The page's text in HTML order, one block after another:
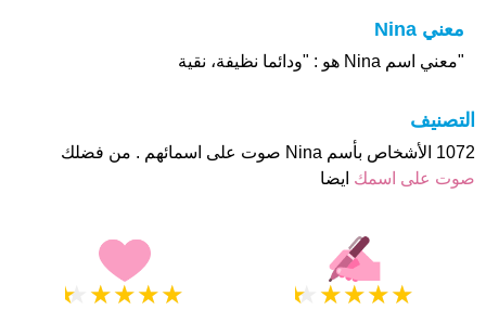
معني Nina
"معني اسم Nina هو : "ودائما نظيفة، نقية
التصنيف
1072 الأشخاص بأسم Nina صوت على اسمائهم . من فضلك
صوت على اسمك ايضا
★
★
★
★
★ ★
★
★
★
★